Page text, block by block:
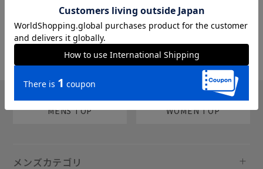
MENS TOP WOMEN TOP
メンズカテゴリ